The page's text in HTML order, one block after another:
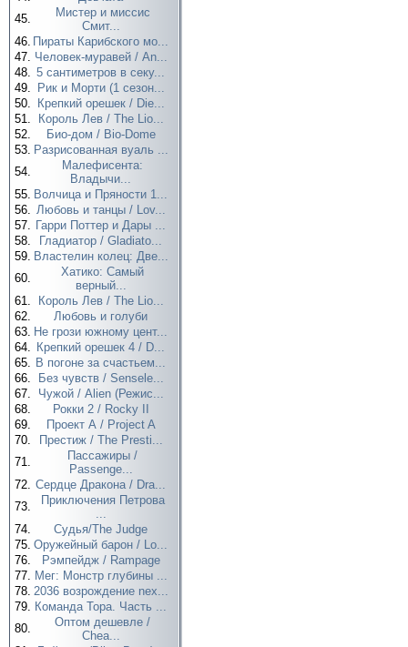
45.
Мистер и миссис
Смит...
46. Пираты Карибского мо...
47. Человек-муравей / An...
48. 5 сантиметров в секу...
49.
Рик и Морти (1 сезон...
50.
Крепкий орешек / Die...
51.
Король Лев / The Lio...
52.
Био-дом / Bio-Dome
53. Разрисованная вуаль ...
54.
Малефисента:
Владычи...
55. Волчица и Пряности 1...
56. Любовь и танцы / Lov...
57. Гарри Поттер и Дары ...
58.
Гладиатор / Gladiato...
59. Властелин колец: Две...
60.
Хатико: Самый
верный...
61.
Король Лев / The Lio...
62.
Любовь и голуби
63. Не грози южному цент...
64. Крепкий орешек 4 / D...
65. В погоне за счастьем...
66.
Без чувств / Sensele...
67.
Чужой / Alien (Режис...
68.
Рокки 2 / Rocky II
69.
Проект А / Project A
70.
Престиж / The Presti...
71.
Пассажиры /
Passenge...
72. Сердце Дракона / Dra...
73.
Приключения Петрова
...
74.
Судья/The Judge
75. Оружейный барон / Lo...
76.
Рэмпейдж / Rampage
77. Мег: Монстр глубины ...
78. 2036 возрождение nex...
79. Команда Тора. Часть ...
80.
Оптом дешевле /
Chea...